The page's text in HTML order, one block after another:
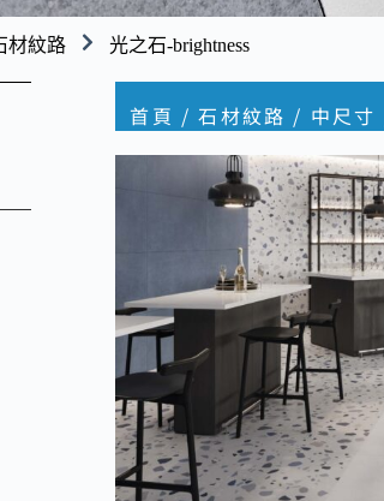
材紋路 光之石-brightness
首頁 /石材紋路 / 中尺寸